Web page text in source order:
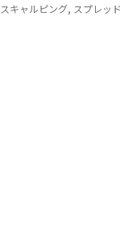
スキャルピング, スプレッド